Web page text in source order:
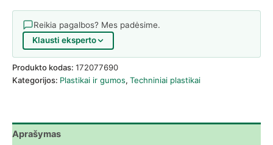
Reikia pagalbos? Mes padėsime.
Klausti eksperto
Produkto kodas: 172077690
Kategorijos: Plastikai ir gumos, Techniniai plastikai
Aprašymas